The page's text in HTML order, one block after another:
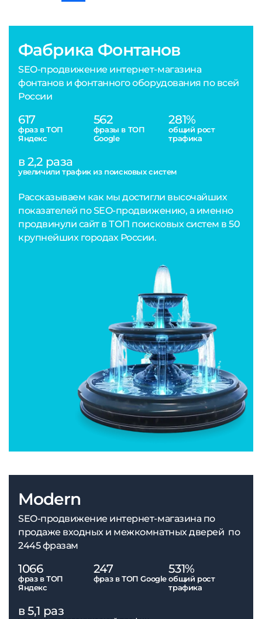
Фабрика Фонтанов
SEO-продвижение интернет-магазина
фонтанов и фонтанного оборудования по всей
России
617
фраз в ТОП
Яндекс
562
фразы в ТОП
Google
281%
общий рост
трафика
в 2,2 раза
увеличили трафик из поисковых систем
Рассказываем как мы достигли высочайших
показателей по SEO-продвижению, а именно
продвинули сайт в ТОП поисковых систем в 50
крупнейших городах России.
Modern
SEO-продвижение интернет-магазина по
продаже входных и межкомнатных дверей по
2445 фразам
1066
фраз в ТОП
Яндекс
247
фраз в ТОП Google
531%
общий рост
трафика
в 5,1 раз